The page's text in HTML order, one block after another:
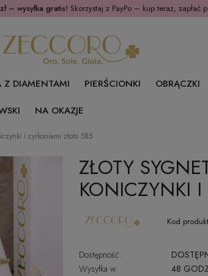
– wysyłka gratis! Skorzystaj z PayPo – kup teraz, zapłać
Z DIAMENTAMI PIERŚCIONKI OBRĄCZKI
NA OKAZJE
i cyrkoniami złoto 585
ZŁOTY
KONICZYNKI
Kod
Dostępność:
Wysyłka w:
48